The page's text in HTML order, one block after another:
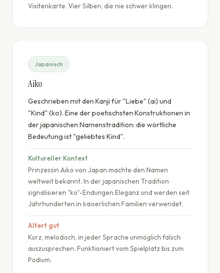
Visitenkarte. Vier Silben, die nie schwer klingen.
Japanisch
Aiko
Geschrieben mit den Kanji für "Liebe" (ai) und
"Kind" (ko). Eine der poetischsten Konstruktionen in
der japanischen Namenstradition: die wörtliche
Bedeutung ist "geliebtes Kind".
Kultureller Kontext
Prinzessin Aiko von Japan machte den Namen
weltweit bekannt. In der japanischen Tradition
signalisieren "ko"-Endungen Eleganz und werden seit
Jahrhunderten in kaiserlichen Familien verwendet.
Altert gut
Kurz, melodisch, in jeder Sprache unmöglich falsch
auszusprechen. Funktioniert vom Spielplatz bis zum
Podium.